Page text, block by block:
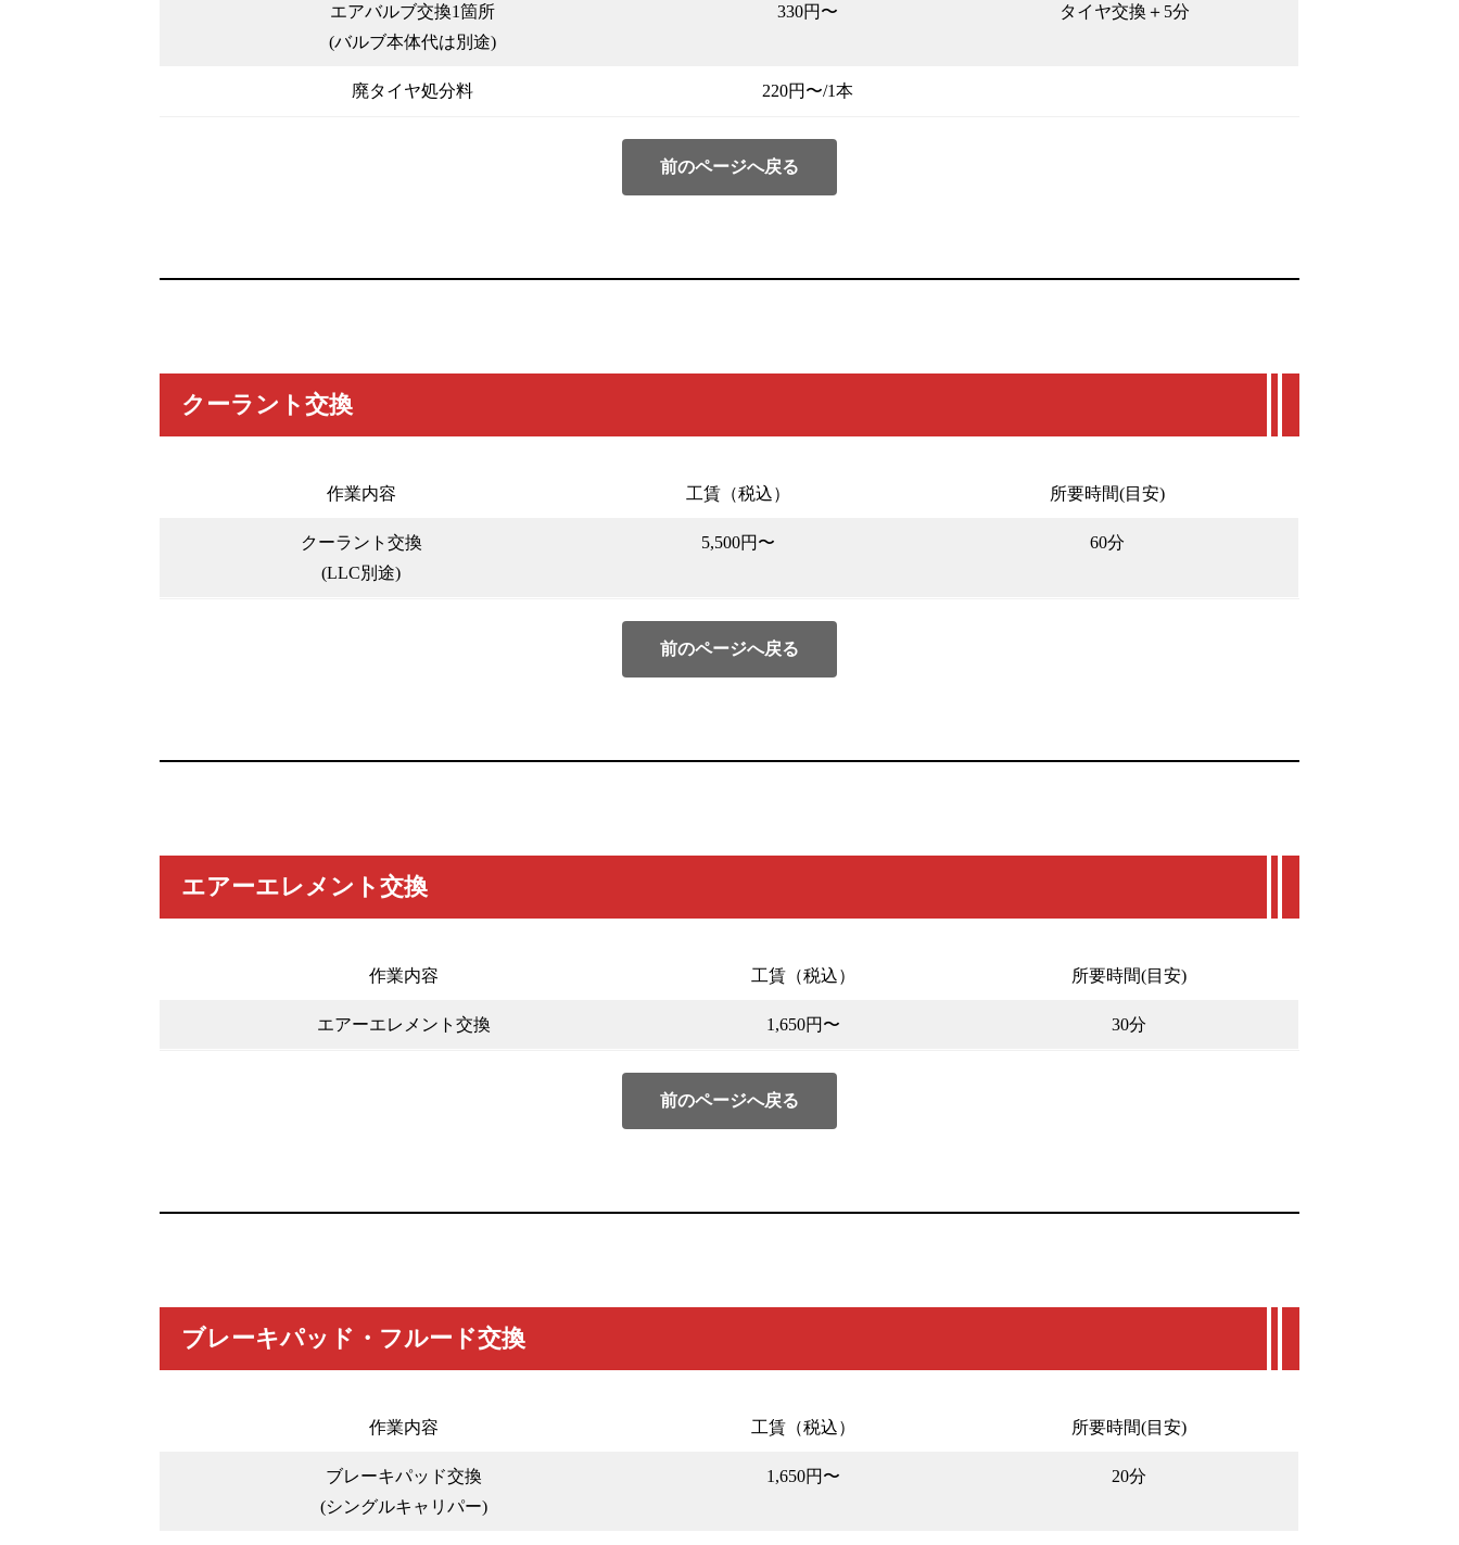
エアバルブ交換1箇所
(バルブ本体代は別途)
330円〜 タイヤ交換＋5分
廃タイヤ処分料 220円〜/1本
前のページへ戻る
クーラント交換
作業内容 工賃（税込） 所要時間(目安)
クーラント交換
(LLC別途)
5,500円〜 60分
前のページへ戻る
エアーエレメント交換
作業内容 工賃（税込） 所要時間(目安)
エアーエレメント交換 1,650円〜 30分
前のページへ戻る
ブレーキパッド・フルード交換
作業内容 工賃（税込） 所要時間(目安)
ブレーキパッド交換
(シングルキャリパー)
1,650円〜 20分